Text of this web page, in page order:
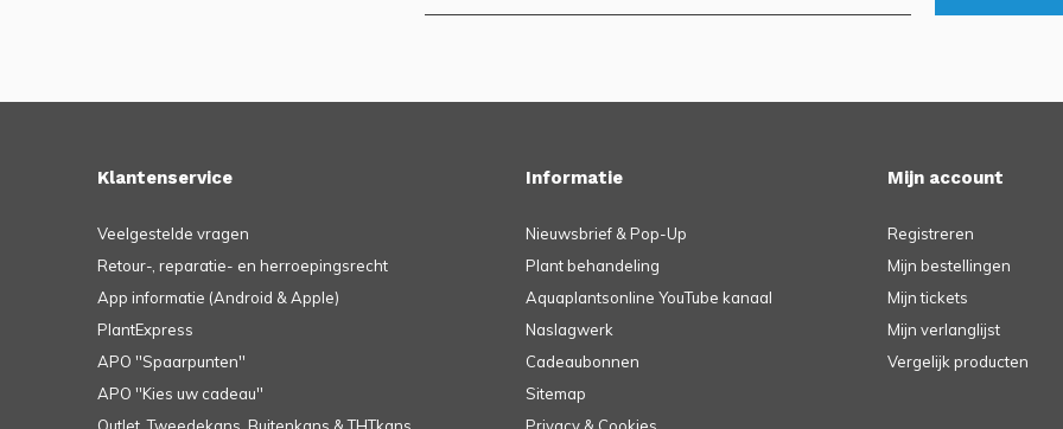
Klantenservice
Veelgestelde vragen
Retour-, reparatie- en herroepingsrecht
App informatie (Android & Apple)
PlantExpress
APO ''Spaarpunten''
APO ''Kies uw cadeau''
Informatie
Nieuwsbrief & Pop-Up
Plant behandeling
Aquaplantsonline YouTube kanaal
Naslagwerk
Cadeaubonnen
Sitemap
Mijn account
Registreren
Mijn bestellingen
Mijn tickets
Mijn verlanglijst
Vergelijk producten